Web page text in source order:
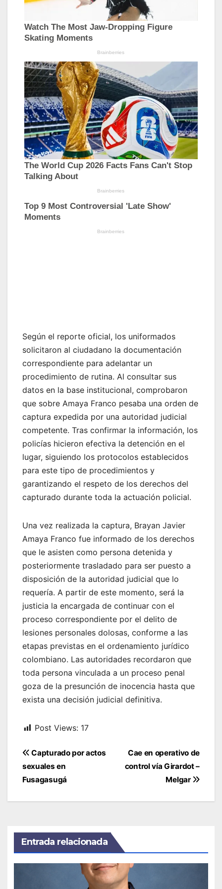
Según el reporte oficial, los uniformados
solicitaron al ciudadano la documentación
correspondiente para adelantar un
procedimiento de rutina. Al consultar sus
datos en la base institucional, comprobaron
que sobre Amaya Franco pesaba una orden de
captura expedida por una autoridad judicial
competente. Tras confirmar la información, los
policías hicieron efectiva la detención en el
lugar, siguiendo los protocolos establecidos
para este tipo de procedimientos y
garantizando el respeto de los derechos del
capturado durante toda la actuación policial.
Una vez realizada la captura, Brayan Javier
Amaya Franco fue informado de los derechos
que le asisten como persona detenida y
posteriormente trasladado para ser puesto a
disposición de la autoridad judicial que lo
requería. A partir de este momento, será la
justicia la encargada de continuar con el
proceso correspondiente por el delito de
lesiones personales dolosas, conforme a las
etapas previstas en el ordenamiento jurídico
colombiano. Las autoridades recordaron que
toda persona vinculada a un proceso penal
goza de la presunción de inocencia hasta que
exista una decisión judicial definitiva.
Post Views: 17
Navegación
de
entradas
Cae en operativo de
control vía Girardot –
Melgar
Capturado por actos
sexuales en
Fusagasugá
Entrada relacionada